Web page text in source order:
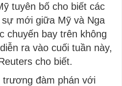
tuyên bố cho biết các
mới giữa Mỹ và Nga
chuyến bay trên không
ra vào cuối tuần này,
cho biết.
trương đàm phán với